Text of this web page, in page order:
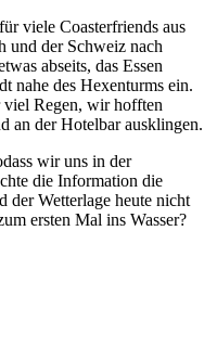
viele Coasterfriends aus
und der Schweiz nach
abseits, das Essen
nahe des Hexenturms ein.
viel Regen, wir hofften
an der Hotelbar ausklingen.
wir uns in der
die Information die
der Wetterlage heute nicht
ersten Mal ins Wasser?